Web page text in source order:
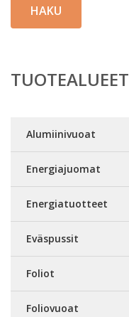
HAKU
TUOTEALUEET
Alumiinivuoat
Energiajuomat
Energiatuotteet
Eväspussit
Foliot
Foliovuoat